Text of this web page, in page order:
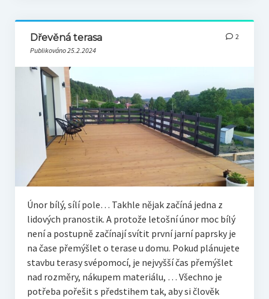
Dřevěná terasa
Publikováno 25.2.2024
2
Únor bílý, sílí pole… Takhle nějak začíná jedna z
lidových pranostik. A protože letošní únor moc bílý
není a postupně začínají svítit první jarní paprsky je
na čase přemýšlet o terase u domu. Pokud plánujete
stavbu terasy svépomocí, je nejvyšší čas přemýšlet
nad rozměry, nákupem materiálu, … Všechno je
potřeba pořešit s předstihem tak, aby si člověk